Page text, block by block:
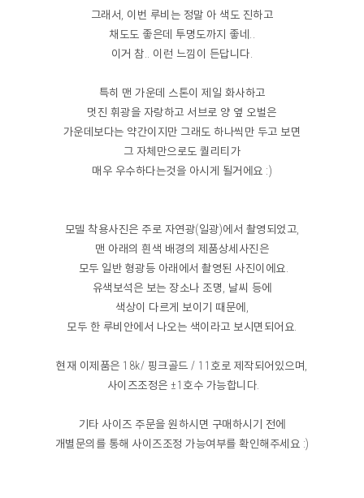
그래서, 이번 루비는 정말 아 색도 진하고
채도도 좋은데 투명도까지 좋네..
이거 참.. 이런 느낌이 든답니다.
특히 맨 가운데 스톤이 제일 화사하고
멋진 휘광을 자랑하고 서브로 양 옆 오벌은
가운데보다는 약간이지만 그래도 하나씩만 두고 보면
그 자체만으로도 퀄리티가
매우 우수하다는것을 아시게 될거에요 :)
모델 착용사진은 주로 자연광(일광)에서 촬영되었고,
맨 아래의 흰색 배경의 제품상세사진은
모두 일반 형광등 아래에서 촬영된 사진이에요.
유색보석은 보는 장소나 조명, 날씨 등에
색상이 다르게 보이기 때문에,
모두 한 루비안에서 나오는 색이라고 보시면되어요.
현재 이제품은 18k/ 핑크골드 / 11호로 제작되어있으며,
사이즈조정은 ±1호수 가능합니다.
기타 사이즈 주문을 원하시면 구매하시기 전에
개별문의를 통해 사이즈조정 가능여부를 확인해주세요 :)